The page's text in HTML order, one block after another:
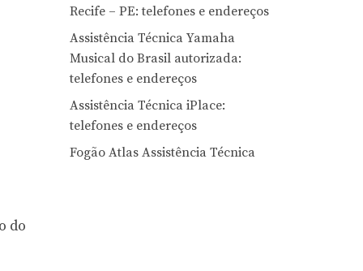
do
Recife – PE: telefones e endereços
Assistência Técnica Yamaha
Musical do Brasil autorizada:
telefones e endereços
Assistência Técnica iPlace:
telefones e endereços
Fogão Atlas Assistência Técnica